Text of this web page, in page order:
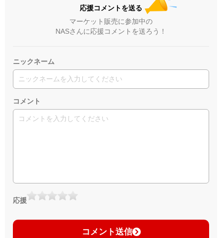
応援コメントを送る
マーケット販売に参加中の
NASさんに応援コメントを送ろう！
ニックネーム
コメント
応援
コメント送信